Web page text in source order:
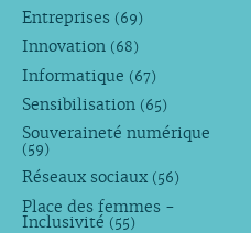
Entreprises (69)
Innovation (68)
Informatique (67)
Sensibilisation (65)
Souveraineté numérique
(59)
Réseaux sociaux (56)
Place des femmes -
Inclusivité (55)